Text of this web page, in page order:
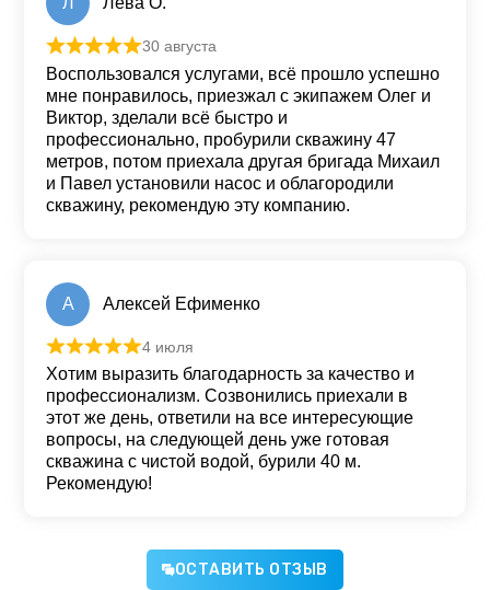
Оценка из 5
30 августа
Воспользовался услугами, всё прошло успешно
мне понравилось, приезжал с экипажем Олег и
Виктор, зделали всё быстро и
профессионально, пробурили скважину 47
метров, потом приехала другая бригада Михаил
и Павел установили насос и облагородили
скважину, рекомендую эту компанию.
А Алексей Ефименко
Оценка 5из 5
4 июля
Хотим выразить благодарность за качество и
профессионализм. Созвонились приехали в
этот же день, ответили на все интересующие
вопросы, на следующей день уже готовая
скважина с чистой водой, бурили 40 м.
Рекомендую!
ОСТАВИТЬ ОТЗЫВ